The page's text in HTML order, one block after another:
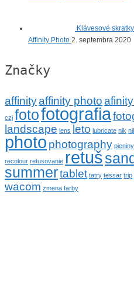
Klávesové
Affinity Photo 2. septembra 2020
Značky
affinityaffinity photo
czj fotofotografia
landscape lens leto lubricate nik
photo photography pieniny
recolour retusovanie retušsand
summertablet tatry tessar trip
wacom zmena farby